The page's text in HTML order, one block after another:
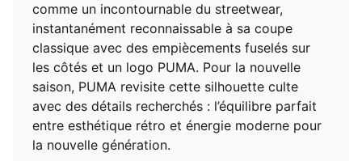
comme un incontournable du streetwear,
instantanément reconnaissable à sa coupe
classique avec des empiècements fuselés sur
les côtés et un logo PUMA. Pour la nouvelle
saison, PUMA revisite cette silhouette culte
avec des détails recherchés : l’équilibre parfait
entre esthétique rétro et énergie moderne pour
la nouvelle génération.